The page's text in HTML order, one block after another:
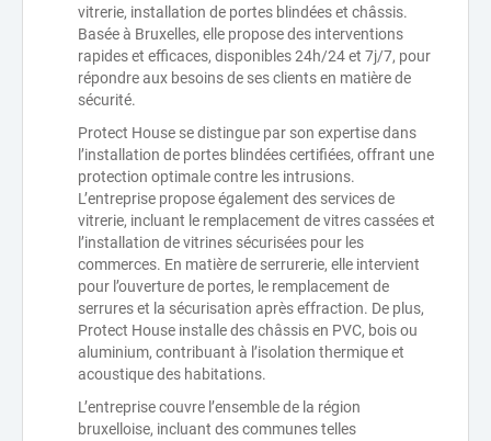
vitrerie, installation de portes blindées et châssis.
Basée à Bruxelles, elle propose des interventions
rapides et efficaces, disponibles 24h/24 et 7j/7, pour
répondre aux besoins de ses clients en matière de
sécurité.
Protect House se distingue par son expertise dans
l’installation de portes blindées certifiées, offrant une
protection optimale contre les intrusions.
L’entreprise propose également des services de
vitrerie, incluant le remplacement de vitres cassées et
l’installation de vitrines sécurisées pour les
commerces. En matière de serrurerie, elle intervient
pour l’ouverture de portes, le remplacement de
serrures et la sécurisation après effraction. De plus,
Protect House installe des châssis en PVC, bois ou
aluminium, contribuant à l’isolation thermique et
acoustique des habitations.
L’entreprise couvre l’ensemble de la région
bruxelloise, incluant des communes telles